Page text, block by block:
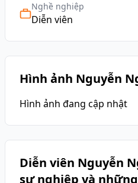
Nghề nghiệp
Diễn viên
Hình ảnh Nguyễn
Hình ảnh đang cập nhật
Diễn viên Nguyễn
sự nghiệp và